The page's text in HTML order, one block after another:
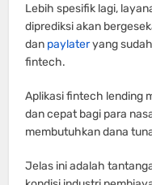
Lebih spesifik lagi,
diprediksi akan
dan paylateryang
fintech.
Aplikasi fintech lending
dan cepat bagi para
membutuhkan dana
Jelas ini adalah